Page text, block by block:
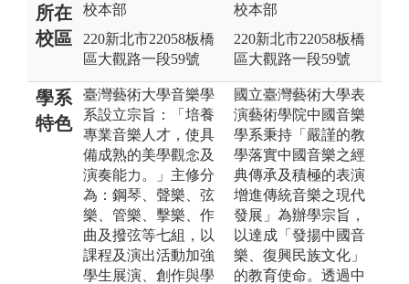
所在
校區
校本部
220新北市22058板橋
區大觀路一段59號
校本部
220新北市22058板橋
區大觀路一段59號
學系
特色
臺灣藝術大學音樂學
系設立宗旨：「培養
專業音樂人才，使具
備成熟的美學觀念及
演奏能力。」主修分
為：鋼琴、聲樂、弦
樂、管樂、擊樂、作
曲及撥弦等七組，以
課程及演出活動加強
學生展演、創作與學
國立臺灣藝術大學表
演藝術學院中國音樂
學系秉持「嚴謹的教
學落實中國音樂之經
典傳承及積極的表演
增進傳統音樂之現代
發展」為辦學宗旨，
以達成「發揚中國音
樂、復興民族文化」
的教育使命。透過中